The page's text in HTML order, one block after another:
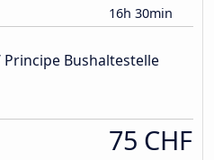
16h 30min
Bushaltestelle
75 CHF